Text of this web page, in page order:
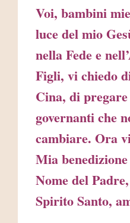
Voi, bambini
luce del mio
nella Fede e
Figli, vi chiedo
Cina, di
governanti che
cambiare. Ora
Mia
Nome del
Spirito Santo,